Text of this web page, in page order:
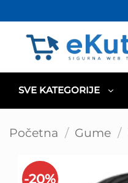
to
content
SVE KATEGORIJE
Početna / Gume /
-20%